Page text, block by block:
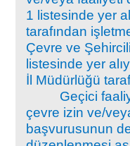
1 listesinde yer
tarafından
Çevre ve
listesinde yer
İl Müdürlüğü
Geçici
çevre izin ve/
başvurusunun